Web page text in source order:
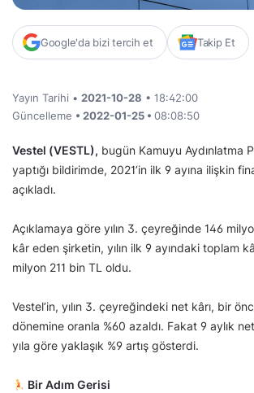
Google'da bizi tercih et Takip Et
Yayın Tarihi • 2021-10-28 • 18:42:00
Güncelleme • 2022-01-25 • 08:08:50
Vestel (VESTL), bugün Kamuyu Aydınlatma
yaptığı bildirimde, 2021’in ilk 9 ayına ilişkin
açıkladı.
Açıklamaya göre yılın 3. çeyreğinde 146
kâr eden şirketin, yılın ilk 9 ayındaki toplam
milyon 211 bin TL oldu.
Vestel’in, yılın 3. çeyreğindeki net kârı, bir
dönemine oranla %60 azaldı. Fakat 9 aylık
yıla göre yaklaşık %9 artış gösterdi.
Bir Adım Gerisi